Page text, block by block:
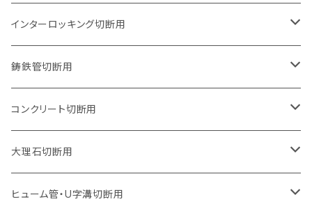
石井超硬電動切断機 取付用
セグメントタイプ（ビス穴付き
セグメントタイプ
セグメントタイプ（ビス穴付き
150mm（6インチ）
セグメントタイプ
180mm（7インチ）
セグメントタイプ
205mm（8インチ）
セグメントタイプ
230mm（9インチ）
セグメントタイプ
305mm（12インチ）
セグメントタイプ
ウェーブタイプ
125mm（5インチ）
セグメントタイプ
ウェーブタイプ
150mm（6インチ）
セグメントタイプ
ウェーブタイプ
180mm（7インチ）
セグメントタイプ
ウェーブタイプ
205mm（8インチ）
セグメントタイプ
230mm（9インチ）
105mm（4インチ）
セグメントタイプ
ウェーブタイプ
125mm（5インチ）
セグメントタイプ
ウェーブタイプ
150mm（6インチ）
セグメントタイプ
ウェーブタイプ
180mm（7インチ）
セグメントタイプ
205mm（8インチ）
インターロッキング切断用
105mm（4インチ）
セグメントタイプ
セグメントタイプ（ビス穴付き
125mm（5インチ）
セグメントタイプ
セグメントタイプ（ビス穴付き
150mm（6インチ）
セグメントタイプ
180mm（7インチ）
鋳鉄管切断用
105mm（4インチ）
セグメントタイプ
セグメントタイプ（ビス穴付き
125mm（5インチ）
セグメントタイプ
150mm（6インチ）
コンクリート切断用
105mm（4インチ）
セグメントタイプ
125mm（5インチ）
大理石切断用
125mm（5インチ）
ヒューム管・U字溝切断用